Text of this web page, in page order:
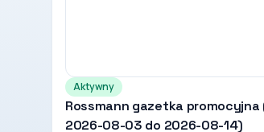
Aktywny
Rossmann gazetka promocyjna
2026-08-03 do 2026-08-14)